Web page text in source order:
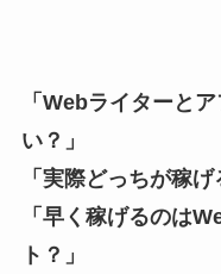
「Webライターと
い？」
「実際どっちが稼
「早く稼げるのは
ト？」